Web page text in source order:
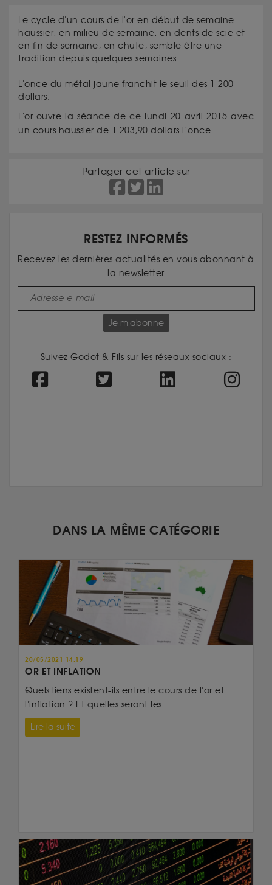
Le cycle d'un cours de l'or en début de semaine
haussier, en milieu de semaine, en dents de scie et
en fin de semaine, en chute, semble être une
tradition depuis quelques semaines.
L'once du métal jaune franchit le seuil des 1 200
dollars.
L'or ouvre la séance de ce lundi 20 avril 2015 avec
un cours haussier de 1 203,90 dollars l’once.
Partager cet article sur
RESTEZ INFORMÉS
Recevez les dernières actualités en vous abonnant à
la newsletter
Je m'abonne
Suivez Godot & Fils sur les réseaux sociaux :
DANS LA MÊME CATÉGORIE
20/05/2021 14:19
OR ET INFLATION
Quels liens existent-ils entre le cours de l'or et
l'inflation ? Et quelles seront les...
Lire la suite